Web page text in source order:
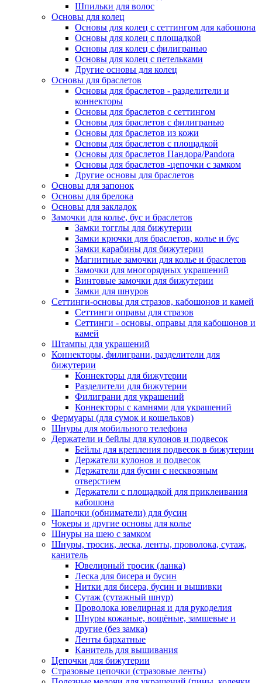
Шпильки для волос
Основы для колец
Основы для колец с сеттингом для кабошона
Основы для колец с площадкой
Основы для колец с филигранью
Основы для колец с петельками
Другие основы для колец
Основы для браслетов
Основы для браслетов - разделители и
коннекторы
Основы для браслетов с сеттингом
Основы для браслетов с филигранью
Основы для браслетов из кожи
Основы для браслетов с площадкой
Основы для браслетов Пандора/Pandora
Основы для браслетов -цепочки с замком
Другие основы для браслетов
Основы для запонок
Основы для брелока
Основы для закладок
Замочки для колье, бус и браслетов
Замки тогглы для бижутерии
Замки крючки для браслетов, колье и бус
Замки карабины для бижутерии
Магнитные замочки для колье и браслетов
Замочки для многорядных украшений
Винтовые замочки для бижутерии
Замки для шнуров
Сеттинги-основы для стразов, кабошонов и камей
Сеттинги оправы для стразов
Сеттинги - основы, оправы для кабошонов и
камей
Штампы для украшений
Коннекторы, филиграни, разделители для
бижутерии
Коннекторы для бижутерии
Разделители для бижутерии
Филиграни для украшений
Коннекторы с камнями для украшений
Фермуары (для сумок и кошельков)
Шнуры для мобильного телефона
Держатели и бейлы для кулонов и подвесок
Бейлы для крепления подвесок в бижутерии
Держатели кулонов и подвесок
Держатели для бусин с несквозным
отверстием
Держатели с площадкой для приклеивания
кабошона
Шапочки (обниматели) для бусин
Чокеры и другие основы для колье
Шнуры на шею с замком
Шнуры, тросик, леска, ленты, проволока, сутаж,
канитель
Ювелирный тросик (ланка)
Леска для бисера и бусин
Нитки для бисера, бусин и вышивки
Сутаж (сутажный шнур)
Проволока ювелирная и для рукоделия
Шнуры кожаные, вощёные, замшевые и
другие (без замка)
Ленты бархатные
Канитель для вышивания
Цепочки для бижутерии
Стразовые цепочки (стразовые ленты)